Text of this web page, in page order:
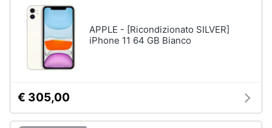
APPLE - [Ricondizionato SILVER]
iPhone 11 64 GB Bianco
€ 305,00